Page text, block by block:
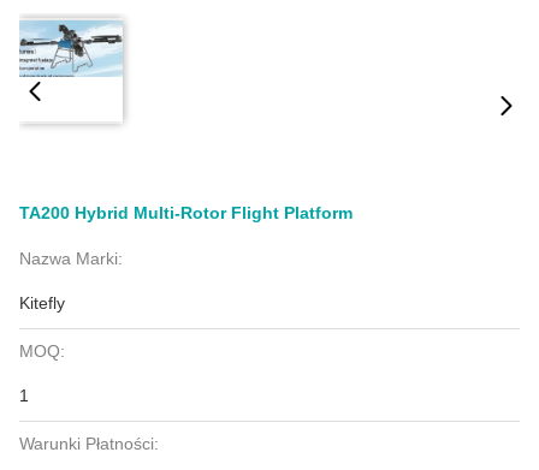
TA200 Hybrid Multi-Rotor Flight Platform
Nazwa Marki:
Kitefly
MOQ:
1
Warunki Płatności: